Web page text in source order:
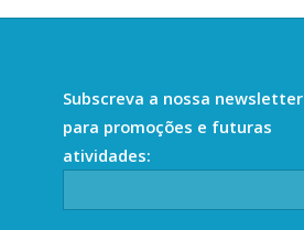
Subscreva a nossa newsletter
para promoções e futuras
atividades: